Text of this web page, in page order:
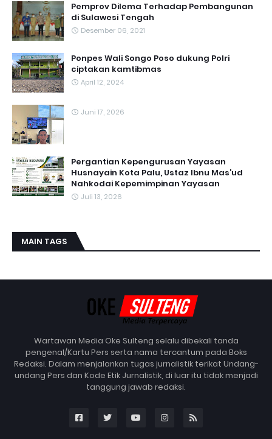
Pemprov Dilema Terhadap Pembangunan
di Sulawesi Tengah
Desember 06, 2021
Ponpes Wali Songo Poso dukung Polri
ciptakan kamtibmas
April 12, 2024
Juni 17, 2026
Pergantian Kepengurusan Yayasan
Husnayain Kota Palu, Ustaz Ibnu Mas’ud
Nahkodai Kepemimpinan Yayasan
Juli 13, 2026
MAIN TAGS
Wartawan Media Oke Sulteng selalu dibekali tanda
pengenal/Kartu Pers serta nama tercantum pada Boks
Redaksi. Dalam menjalankan tugas jurnalistik terikat Undang-
undang Pers dan Kode Etik Jurnalistik, di luar itu tidak menjadi
tanggung jawab redaksi.